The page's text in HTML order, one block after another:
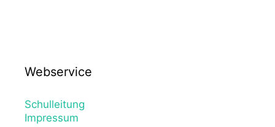
Webservice
Schulleitung
Impressum